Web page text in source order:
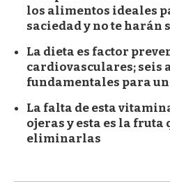
los alimentos ideales
saciedad y no te harán
La dieta es factor
cardiovasculares; seis
fundamentales para
La falta de esta
ojeras y esta es la fruta
eliminarlas